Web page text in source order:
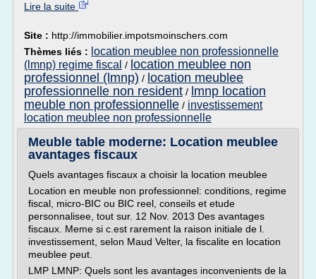
Lire la suite
Site : http://immobilier.impotsmoinschers.com
Thèmes liés : location meublee non professionnelle
(lmnp) regime fiscal / location meublee non
professionnel (lmnp) / location meublee
professionnelle non resident / lmnp location
meuble non professionnelle / investissement
location meublee non professionnelle
Meuble table moderne: Location meublee
avantages fiscaux
Quels avantages fiscaux a choisir la location meublee
Location en meuble non professionnel: conditions, regime
fiscal, micro-BIC ou BIC reel, conseils et etude
personnalisee, tout sur. 12 Nov. 2013 Des avantages
fiscaux. Meme si c.est rarement la raison initiale de l.
investissement, selon Maud Velter, la fiscalite en location
meublee peut.
LMP LMNP: Quels sont les avantages inconvenients de la